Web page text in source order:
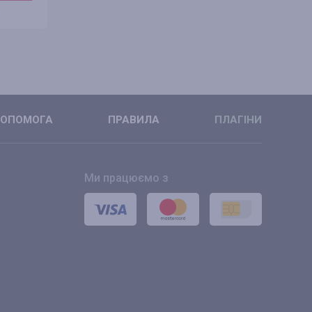
ПРАВИЛА ПЛАГІНИ
Ми працюємо з